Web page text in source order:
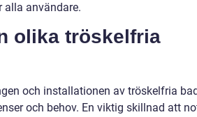
användare.
olika tröskelfria
och installationen av tröskelfria
och behov. En viktig skillnad att